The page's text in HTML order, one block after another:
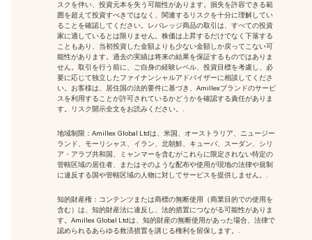
スクを伴い、投資元本を失う可能性があります。損失を許容できる範
囲を超えて投資すべきではなく、関連するリスクを十分に理解してい
ることを確認してください。レバレッジ商品の取引は、すべての投資
家に適しているとは限りません。株価は上昇するだけでなく下落する
こともあり、当初投資した金額よりも少ない金額しか戻ってこない可
能性があります。過去の実績は将来の結果を保証するものではありま
せん。取引を行う前に、ご自身の経験レベル、投資目標を考慮し、必
要に応じて独立したファイナンシャルアドバイザーに相談してくださ
い。お客様は、居住国の法的要件に基づき、Amillexブランドのサービ
スを利用することが許可されているかどうかを確認する責任がありま
す。リスク開示全文をお読みください。.
地域制限：Amillex Global Ltdは、米国、オーストラリア、ニュージー
ランド、モーリシャス、イラン、北朝鮮、キューバ、スーダン、シリ
ア・アラブ共和国、ミャンマーを含むがこれらに限定されない特定の
管轄区域の居住者、またはそのような配布や使用が現地の法律や規制
に違反する国や管轄区域の人物に対してサービスを提供しません。.
知的財産権：コンテンツまたは商標の無断使用 （商業目的での使用を
含む）は、知的財産法に違反し、法的措置につながる可能性がありま
す。Amillex Global Ltdは、知的財産の無断使用があった場合、法律で
認められるあらゆる救済措置を講じる権利を留保します。.